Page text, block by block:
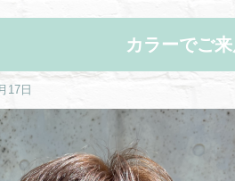
カラーでご
17日